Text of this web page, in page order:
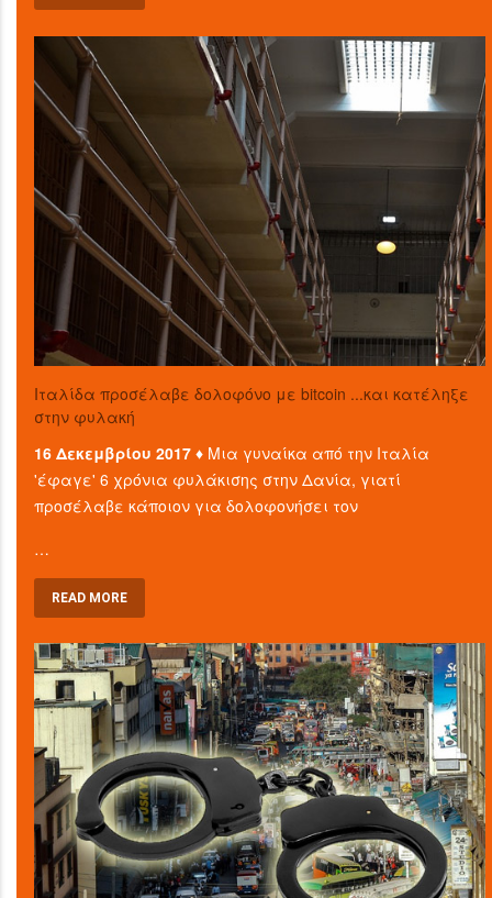
Ιταλίδα προσέλαβε δολοφόνο με bitcoin ...και κατέληξε
στην φυλακή
16 Δεκεμβρίου 2017 ♦ Μια γυναίκα από την Ιταλία
'έφαγε' 6 χρόνια φυλάκισης στην Δανία, γιατί
προσέλαβε κάποιον για δολοφονήσει τον
…
READ MORE